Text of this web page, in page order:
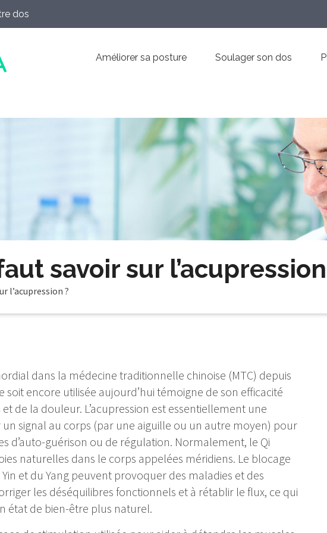
dos
Améliorer sa posture Soulager son dos
savoir sur
l’acupression ?
dans la médecine traditionnelle chinoise (MTC) depuis
soit encore utilisée aujourd’hui témoigne de son efficacité
de la douleur. L’acupression est essentiellement une
signal au corps (par une aiguille ou un autre moyen) pour
d’auto-guérison ou de régulation. Normalement, le Qi
naturelles dans le corps appelées méridiens. Le blocage
et du Yang peuvent provoquer des maladies et des
les déséquilibres fonctionnels et à rétablir le flux, ce qui
état de bien-être plus naturel.